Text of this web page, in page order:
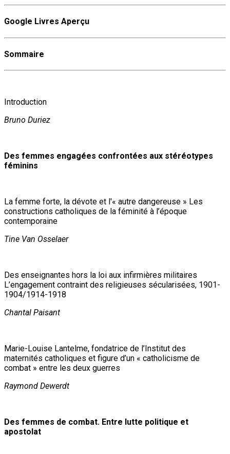
Google Livres Aperçu
Sommaire
Introduction
Bruno Duriez
Des femmes engagées confrontées aux stéréotypes
féminins
La femme forte, la dévote et l'« autre dangereuse » Les
constructions catholiques de la féminité à l’époque
contemporaine
Tine Van Osselaer
Des enseignantes hors la loi aux infirmières militaires
L’engagement contraint des religieuses sécularisées, 1901-
1904/1914-1918
Chantal Paisant
Marie-Louise Lantelme, fondatrice de l’Institut des
maternités catholiques et figure d’un « catholicisme de
combat » entre les deux guerres
Raymond Dewerdt
Des femmes de combat. Entre lutte politique et
apostolat